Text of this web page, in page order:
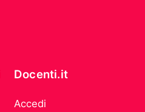
Docenti.it
Accedi